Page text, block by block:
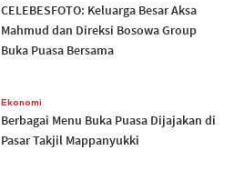
CELEBESFOTO: Keluarga Besar Aksa
Mahmud dan Direksi Bosowa Group
Buka Puasa Bersama
Ekonomi
Berbagai Menu Buka Puasa Dijajakan di
Pasar Takjil Mappanyukki